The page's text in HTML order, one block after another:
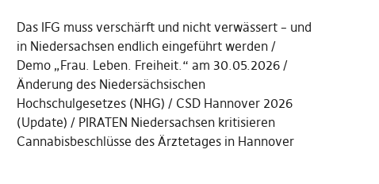
Das IFG muss verschärft und nicht verwässert – und
in Niedersachsen endlich eingeführt werden
Demo „Frau. Leben. Freiheit.“ am 30.05.2026
Änderung des Niedersächsischen
Hochschulgesetzes (NHG)
CSD Hannover 2026
(Update)
PIRATEN Niedersachsen kritisieren
Cannabisbeschlüsse des Ärztetages in Hannover